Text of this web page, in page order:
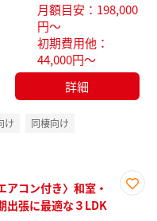
録
月額目安：198,000
円～
初期費用他：
44,000円～
詳細
け
同棲向け
アコン付き〉和室・
出張に最適な３LDK